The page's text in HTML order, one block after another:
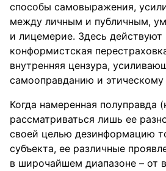
способы самовыражения,
между личным и публичным,
и лицемерие. Здесь действуют
конформистская
внутренняя цензура,
самооправданию и этическому
Когда намеренная полуправда
рассматриваться лишь ее
своей целью дезинформацию
субъекта, ее различные
в широчайшем диапазоне – от